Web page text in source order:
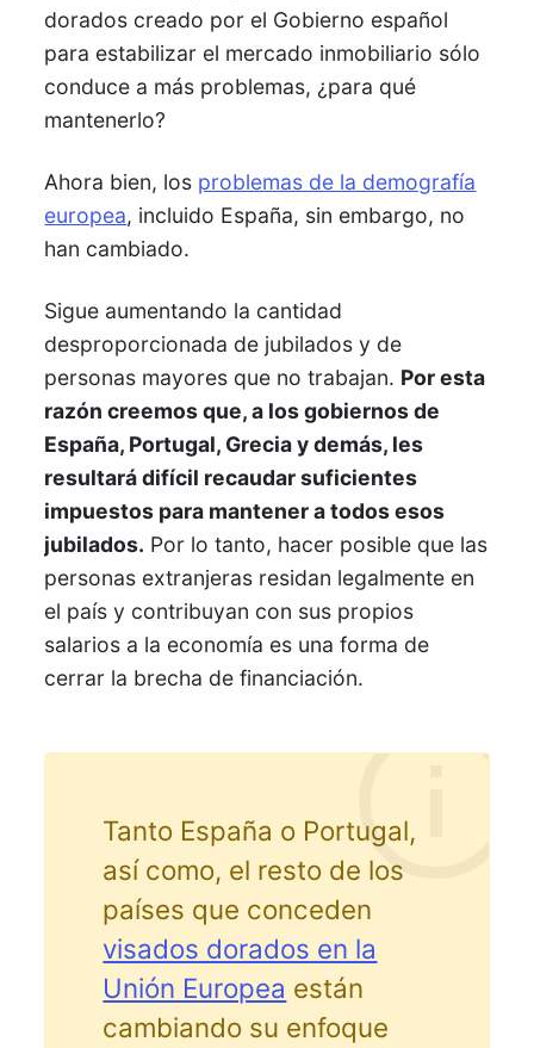
dorados creado por el Gobierno español
para estabilizar el mercado inmobiliario sólo
conduce a más problemas, ¿para qué
mantenerlo?
Ahora bien, los problemas de la demografía
europea, incluido España, sin embargo, no
han cambiado.
Sigue aumentando la cantidad
desproporcionada de jubilados y de
personas mayores que no trabajan. Por esta
razón creemos que, a los gobiernos de
España, Portugal, Grecia y demás, les
resultará difícil recaudar suficientes
impuestos para mantener a todos esos
jubilados. Por lo tanto, hacer posible que las
personas extranjeras residan legalmente en
el país y contribuyan con sus propios
salarios a la economía es una forma de
cerrar la brecha de financiación.
Tanto España o Portugal,
así como, el resto de los
países que conceden
visados dorados en la
Unión Europea están
cambiando su enfoque